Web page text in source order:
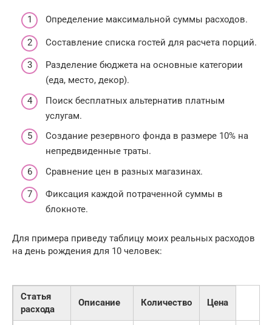
Определение максимальной суммы расходов.
Составление списка гостей для расчета порций.
Разделение бюджета на основные категории
(еда, место, декор).
Поиск бесплатных альтернатив платным
услугам.
Создание резервного фонда в размере 10% на
непредвиденные траты.
Сравнение цен в разных магазинах.
Фиксация каждой потраченной суммы в
блокноте.
Для примера приведу таблицу моих реальных расходов
на день рождения для 10 человек:
Статья
расхода
Описание Количество Цена